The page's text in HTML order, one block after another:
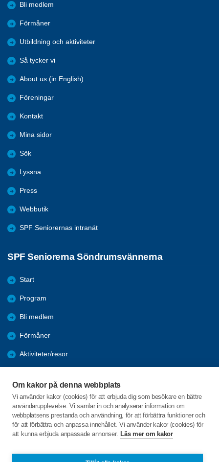
Om kakor på denna webbplats
Vi använder kakor (cookies) för att erbjuda dig som besökare en bättre
användarupplevelse. Vi samlar in och analyserar information om
webbplatsens prestanda och användning, för att förbättra funktioner och
för att förbättra och anpassa innehållet. Vi använder kakor (cookies) för
att kunna erbjuda anpassade annonser. Läs mer om kakor
Bli medlem
Förmåner
Utbildning och aktiviteter
Så tycker vi
About us (in English)
Föreningar
Kontakt
Mina sidor
Sök
Lyssna
Press
Webbutik
SPF Seniorernas intranät
SPF Seniorerna Söndrumsvännerna
Start
Program
Bli medlem
Förmåner
Aktiviteter/resor
Vår förening
Övrig information
C/o:Anna-Karin Malmkvist